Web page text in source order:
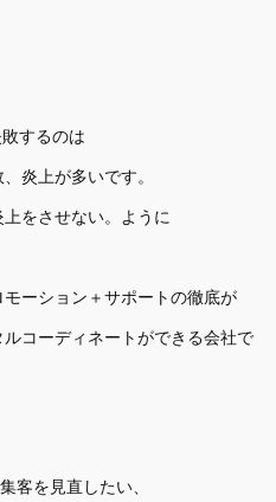
するのは
炎上が多いです。
をさせない。ように
ーション＋サポートの徹底が
コーディネートができる会社で
客を見直したい、